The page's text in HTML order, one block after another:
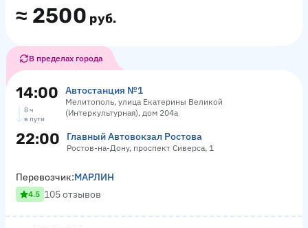
≈ 2500 руб.
В пределах города
14:00 Автостанция №1
Мелитополь, улица Екатерины Великой
(Интеркультурная), дом 204а
8 ч
в пути
22:00 Главный Автовокзал Ростова
Ростов-на-Дону, проспект Сиверса, 1
Перевозчик:МАРЛИН
4.5 105 отзывов